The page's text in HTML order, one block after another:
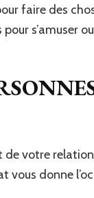
faire des
s’amuser
de votre
vous donne